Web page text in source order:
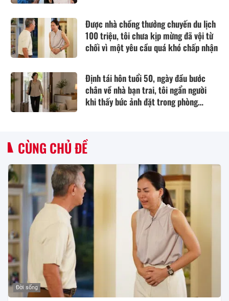
Được nhà chồng thưởng chuyến du lịch
100 triệu, tôi chưa kịp mừng đã vội từ
chối vì một yêu cầu quá khó chấp nhận
Định tái hôn tuổi 50, ngày đầu bước
chân về nhà bạn trai, tôi ngẩn người
khi thấy bức ảnh đặt trong phòng
CÙNG CHỦ ĐỀ
Đời sống